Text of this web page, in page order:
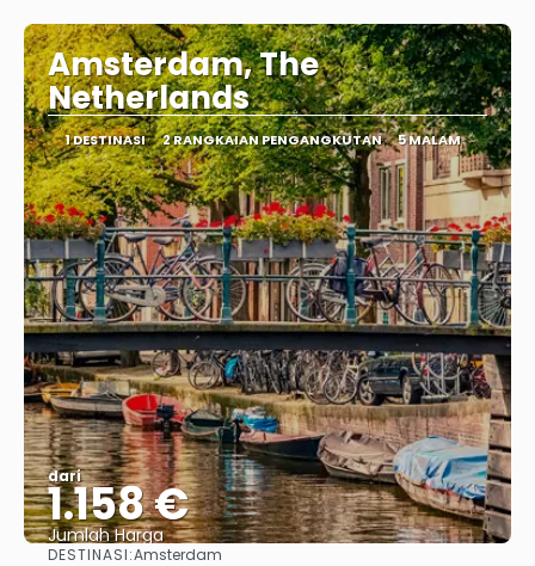
Amsterdam, The
Netherlands
1 DESTINASI 2 RANGKAIAN PENGANGKUTAN 5 MALAM
dari
1.158 €
Jumlah Harga
DESTINASI:Amsterdam